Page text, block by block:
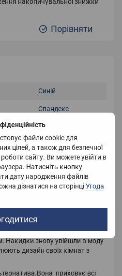
файли cookie для
цілей, а також для безпечної
сайту. Ви можете увійти в
Натисніть кнопку
дату народження файлів
дізнатися на сторінціУгода
Порівняти
Синій
Спандекс
90х145 см
Китай
600 г
оновити інтер'єр, зробити
Накидки знову увійшли в моду
дизайн своїх кімнат з
приховує всі